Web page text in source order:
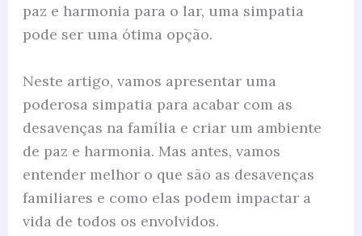
paz e harmonia para o lar, uma simpatia
pode ser uma ótima opção.
Neste artigo, vamos apresentar uma
poderosa simpatia para acabar com as
desavenças na família e criar um ambiente
de paz e harmonia. Mas antes, vamos
entender melhor o que são as desavenças
familiares e como elas podem impactar a
vida de todos os envolvidos.